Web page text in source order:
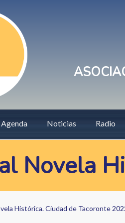
Agenda Noticias Radio
Novela
Histórica. Ciudad de Tacoronte